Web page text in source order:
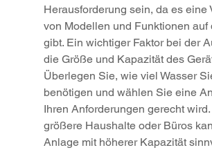
Herausforderung sein, da es eine
von Modellen und Funktionen auf
gibt. Ein wichtiger Faktor bei der
die Größe und Kapazität des
Überlegen Sie, wie viel Wasser
benötigen und wählen Sie eine
Ihren Anforderungen gerecht
größere Haushalte oder Büros
Anlage mit höherer Kapazität